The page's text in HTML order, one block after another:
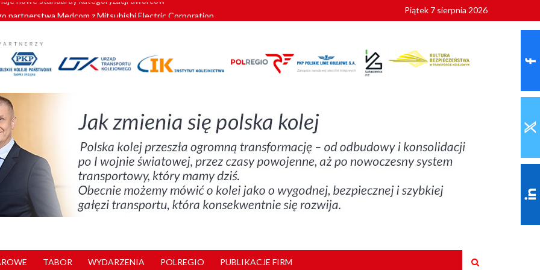
partnerstwa Medcom z Mitsubishi Electric Corporation
znów szuka dostawcy nowych EZT
kolejowych w północnej Wielkopolsce. Łatwiejsze dojazdy do pracy i szkoły
nowe standardy kategoryzacji dworców
Piątek 7 sierpnia 2026
TABOR WYDARZENIA POLREGIO PUBLIKACJE FIRM